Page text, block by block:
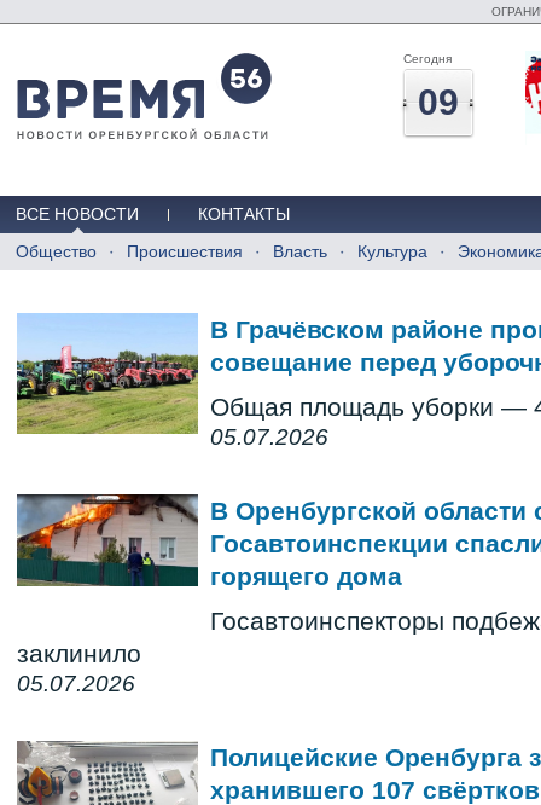
Сегодня
09
ВСЕ НОВОСТИ
КОНТАКТЫ
Общество
Происшествия Власть Культура
В Грачёвском районе
совещание перед
Общая площадь уборки —
05.07.2026
В Оренбургской области
Госавтоинспекции
горящего дома
Госавтоинспекторы
заклинило
05.07.2026
Полицейские Оренбурга
хранившего 107